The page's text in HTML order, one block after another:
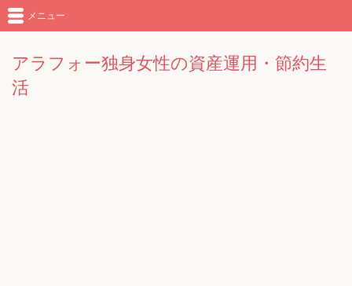
アラフォー独身女性の資産運用・節約生
活
メニュー